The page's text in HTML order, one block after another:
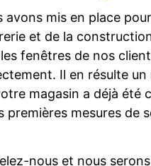
avons mis en place
et de la
fenêtres de nos
Il en résulte
magasin a déjà été
premières mesures de
nous et nous